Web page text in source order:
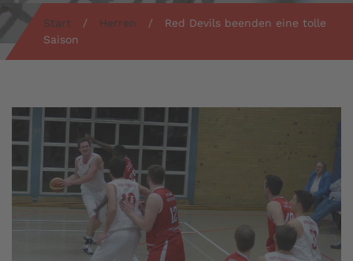
Start / Herren /
Red Devils beenden eine tolle
Saison